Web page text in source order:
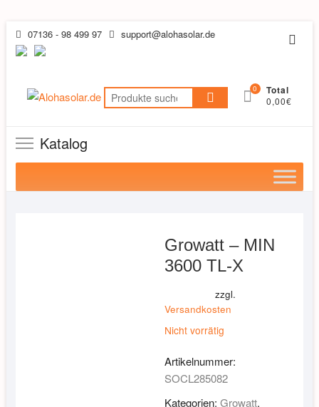
Skip 07136 - 98 499 97 support@alohasolar.de
Suchen
nach:
0 Total
0,00€
Katalog
Growatt – MIN
3600 TL-X
zzgl.
Versandkosten
Nicht vorrätig
Artikelnummer:
SOCL285082
Kategorien: Growatt,